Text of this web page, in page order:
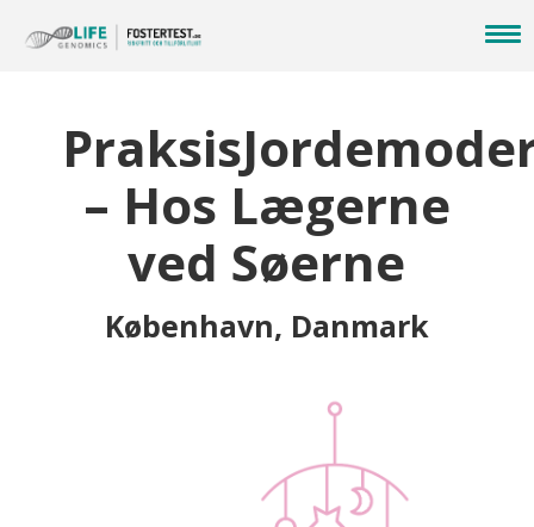
– Hos Lægerne
ved Søerne
København, Danmark